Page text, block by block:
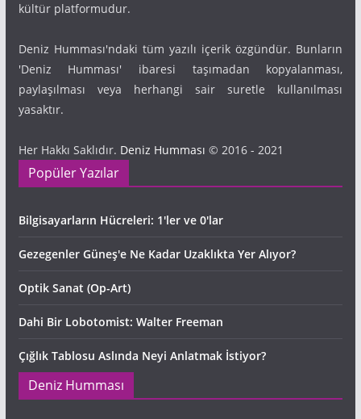
kültür platformudur.
Deniz Humması'ndaki tüm yazılı içerik özgündür. Bunların
'Deniz Humması' ibaresi taşımadan kopyalanması,
paylaşılması veya herhangi sair suretle kullanılması
yasaktır.
Her Hakkı Saklıdır. Deniz Humması © 2016 - 2021
Popüler Yazılar
Bilgisayarların Hücreleri: 1'ler ve 0'lar
Gezegenler Güneş'e Ne Kadar Uzaklıkta Yer Alıyor?
Optik Sanat (Op-Art)
Dahi Bir Lobotomist: Walter Freeman
Çığlık Tablosu Aslında Neyi Anlatmak İstiyor?
Deniz Humması